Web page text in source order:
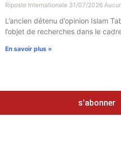
Riposte Internationale 31/07/2026
L’ancien détenu d’opinion Islam
l’objet de recherches dans le
En savoir plus »
s'abonner